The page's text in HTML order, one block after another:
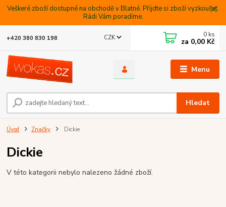
Veškeré zboží dostupné na obchodě v Blatné. Přijdte si zboží vyzkoušet.
Rádi Vám poradíme.
Menu
CZK
Hledat
+420 380 830 198 0 ks
za 0,00 Kč
Úvod Značky Dickie
Dickie
V této kategorii nebylo nalezeno žádné zboží.